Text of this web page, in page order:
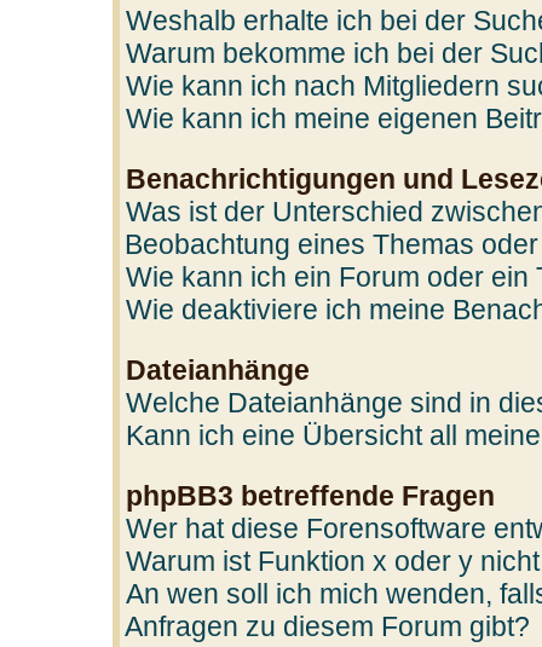
Weshalb erhalte ich bei der
Warum bekomme ich bei der
Wie kann ich nach Mitgliedern
Wie kann ich meine eigenen
Benachrichtigungen und
Was ist der Unterschied
Beobachtung eines Themas
Wie kann ich ein Forum oder ein
Wie deaktiviere ich meine
Dateianhänge
Welche Dateianhänge sind in
Kann ich eine Übersicht all
phpBB3 betreffende Fragen
Wer hat diese Forensoftware
Warum ist Funktion x oder y
An wen soll ich mich wenden,
Anfragen zu diesem Forum gibt?